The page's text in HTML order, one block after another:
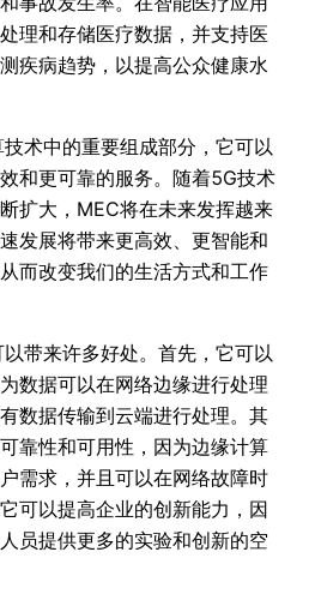
理和存储医疗数据，并支持医
疾病趋势，以提高公众健康水
术中的重要组成部分，它可以
和更可靠的服务。随着5G技术
扩大，MEC将在未来发挥越来
发展将带来更高效、更智能和
而改变我们的生活方式和工作
带来许多好处。首先，它可以
数据可以在网络边缘进行处理
数据传输到云端进行处理。其
靠性和可用性，因为边缘计算
需求，并且可以在网络故障时
可以提高企业的创新能力，因
员提供更多的实验和创新的空